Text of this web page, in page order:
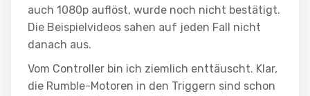
auch 1080p auflöst, wurde noch nicht bestätigt.
Die Beispielvideos sahen auf jeden Fall nicht
danach aus.
Vom Controller bin ich ziemlich enttäuscht. Klar,
die Rumble-Motoren in den Triggern sind schon